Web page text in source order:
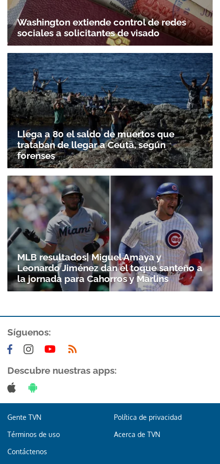
Washington extiende control de redes
sociales a solicitantes de visado
Llega a 80 el saldo de muertos que
trataban de llegar a Ceuta, según
forenses
MLB resultados| Miguel Amaya y
Leonardo Jiménez dan el toque santeño a
la jornada para Cahorros y Marlins
Síguenos:
Descubre nuestras apps:
Gente TVN Política de privacidad
Términos de uso Acerca de TVN
Contáctenos